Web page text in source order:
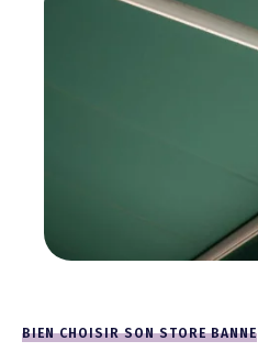
BIEN CHOISIR SON STORE BANNE